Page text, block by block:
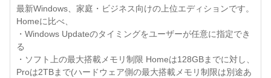
最新Windows、家庭・ビジネス向けの上位エディションです。
Homeに比べ、
・Windows Updateのタイミングをユーザーが任意に指定でき
る
・ソフト上の最大搭載メモリ制限 Homeは128GBまでに対し、
Proは2TBまで(ハードウェア側の最大搭載メモリ制限は別途あ